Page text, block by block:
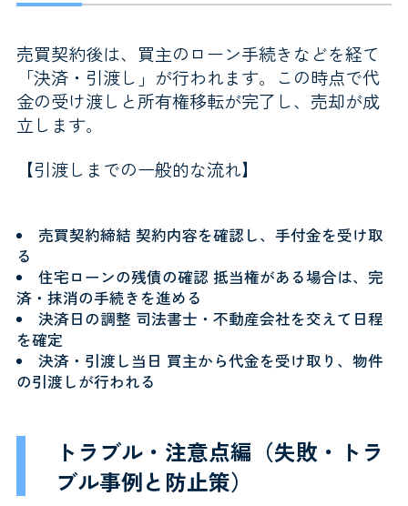
売買契約後は、買主のローン手続きなどを経て
「決済・引渡し」が行われます。この時点で代
金の受け渡しと所有権移転が完了し、売却が成
立します。
【引渡しまでの一般的な流れ】
売買契約締結 契約内容を確認し、手付金を受け取
る
住宅ローンの残債の確認抵当権がある場合は、完
済・抹消の手続きを進める
決済日の調整 司法書士・不動産会社を交えて日程
を確定
決済・引渡し当日 買主から代金を受け取り、物件
の引渡しが行われる
トラブル・注意点編（失敗・トラ
ブル事例と防止策）